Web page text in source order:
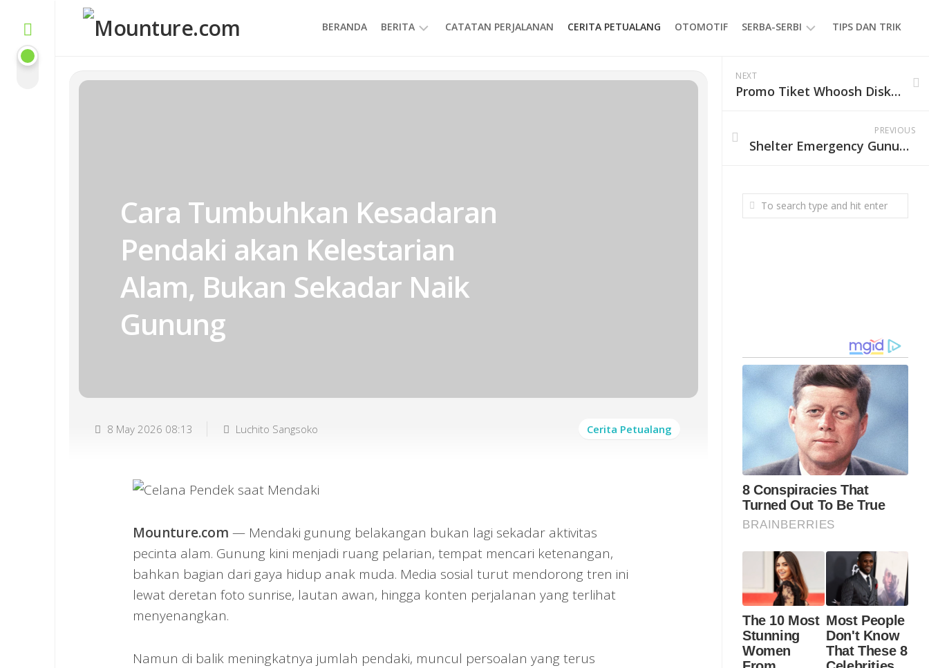
content
BERANDA BERITA CATATAN PERJALANAN CERITA PETUALANG OTOMOTIF SERBA-SERBI
EVENT
GAYA
TIPS DAN TRIK
Cara Tumbuhkan Kesadaran
Pendaki akan Kelestarian
Alam, Bukan Sekadar Naik
Gunung
8 May 2026 08:13 Luchito Sangsoko Cerita Petualang
Mounture.com — Mendaki gunung belakangan bukan lagi sekadar aktivitas
pecinta alam. Gunung kini menjadi ruang pelarian, tempat mencari ketenangan,
bahkan bagian dari gaya hidup anak muda. Media sosial turut mendorong tren ini
lewat deretan foto sunrise, lautan awan, hingga konten perjalanan yang terlihat
menyenangkan.
Namun di balik meningkatnya jumlah pendaki, muncul persoalan yang terus
NEXT
Promo Tiket Whoosh Diskon 50 Persen, Berlaku untuk Perjalanan Hingga Juni 2026
PREVIOUS
Shelter Emergency Gunung Merbabu via Gancik Dirusak Pendaki, Warganet Geram